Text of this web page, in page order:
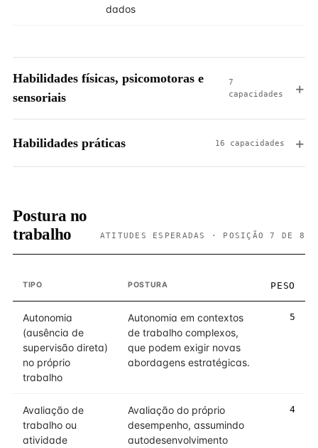
dados
Habilidades físicas, psicomotoras e
sensoriais
7
capacidades
Habilidades práticas 16 capacidades
Postura no
trabalho
ATITUDES ESPERADAS · POSIÇÃO 7 DE 8
TIPO POSTURA PESO
Autonomia
(ausência de
supervisão direta)
no próprio
trabalho
Autonomia em contextos
de trabalho complexos,
que podem exigir novas
abordagens estratégicas.
5
Avaliação de
trabalho ou
atividade
Avaliação do próprio
desempenho, assumindo
autodesenvolvimento
4